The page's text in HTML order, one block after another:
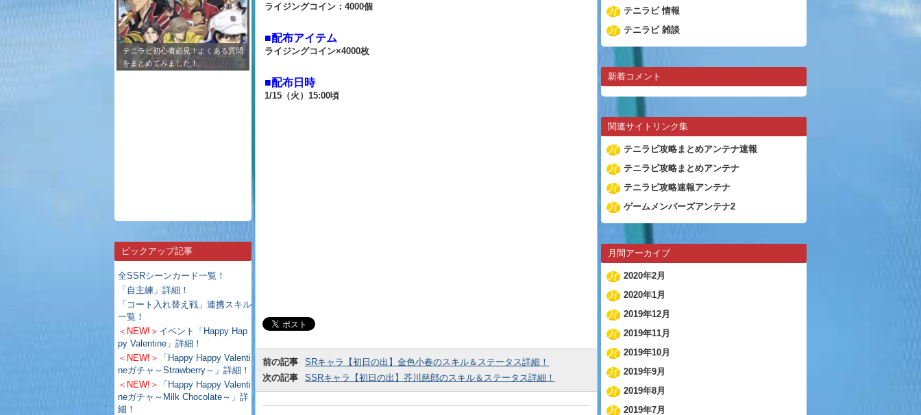
テニラビ初心者必見！よくある質問
をまとめてみました！
ピックアップ記事
全SSRシーンカード一覧！
「自主練」詳細！
「コート入れ替え戦」連携スキル
一覧！
＜NEW!＞ イベント「Happy Hap
py Valentine」詳細！
＜NEW!＞
「Happy Happy Valenti
neガチャ～Strawberry～」詳細！
＜NEW!＞
「Happy Happy Valenti
neガチャ～Milk Chocolate～」詳
細！
ライジングコイン：4000個
■配布アイテム
ライジングコイン×4000枚
■配布日時
1/15（火）15:00頃
前の記事
SRキャラ【初日の出】金色小春のスキル＆ステータス詳細！
次の記事
SSRキャラ【初日の出】芥川慈郎のスキル＆ステータス詳細！
テニラビ 情報
テニラビ 雑談
新着コメント
関連サイトリンク集
テニラビ攻略まとめアンテナ速報
テニラビ攻略まとめアンテナ
テニラビ攻略速報アンテナ
ゲームメンバーズアンテナ2
月間アーカイブ
2020年2月
2020年1月
2019年12月
2019年11月
2019年10月
2019年9月
2019年8月
2019年7月